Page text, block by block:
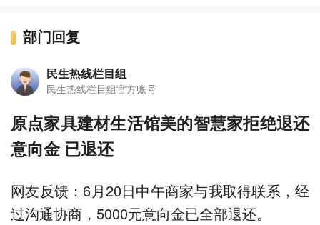
部门回复
民生热线栏目组
民生热线栏目组官方账号
原点家具建材生活馆美的智慧家拒绝退还
意向金 已退还
网友反馈：6月20日中午商家与我取得联系，经
过沟通协商，5000元意向金已全部退还。